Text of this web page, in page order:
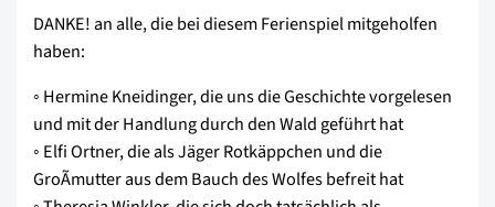
DANKE! an alle, die bei diesem Ferienspiel mitgeholfen
haben:
◦ Hermine Kneidinger, die uns die Geschichte vorgelesen
und mit der Handlung durch den Wald geführt hat
◦ Elfi Ortner, die als Jäger Rotkäppchen und die
GroÃmutter aus dem Bauch des Wolfes befreit hat